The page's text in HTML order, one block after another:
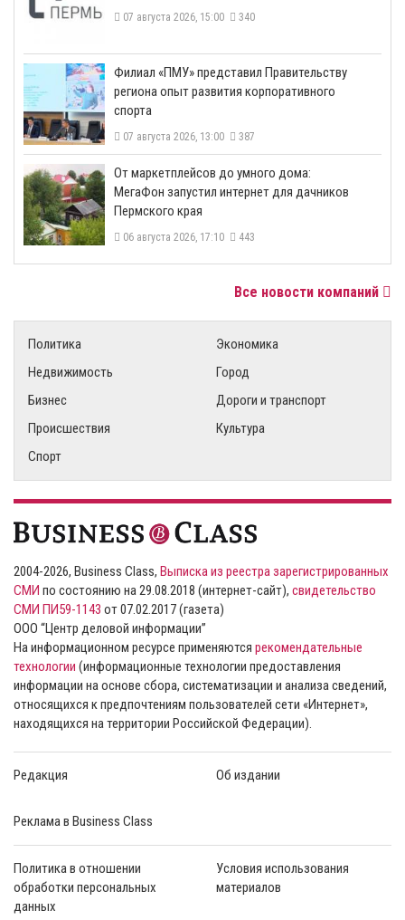
07 августа 2026, 15:00 340
​Филиал «ПМУ» представил Правительству
региона опыт развития корпоративного
спорта
07 августа 2026, 13:00 387
От маркетплейсов до умного дома:
МегаФон запустил интернет для дачников
Пермского края
06 августа 2026, 17:10 443
Все новости компаний
Политика
Экономика
Недвижимость
Город
Бизнес
Дороги и транспорт
Происшествия
Культура
Спорт
2004-2026, Business Class, Выписка из реестра зарегистрированных
СМИ по состоянию на 29.08.2018 (интернет-сайт), свидетельство
СМИ ПИ59-1143 от 07.02.2017 (газета)
ООО “Центр деловой информации”
На информационном ресурсе применяются рекомендательные
технологии (информационные технологии предоставления
информации на основе сбора, систематизации и анализа сведений,
относящихся к предпочтениям пользователей сети «Интернет»,
находящихся на территории Российской Федерации).
Редакция Об издании
Реклама в Business Class
Политика в отношении
обработки персональных
данных
Условия использования
материалов